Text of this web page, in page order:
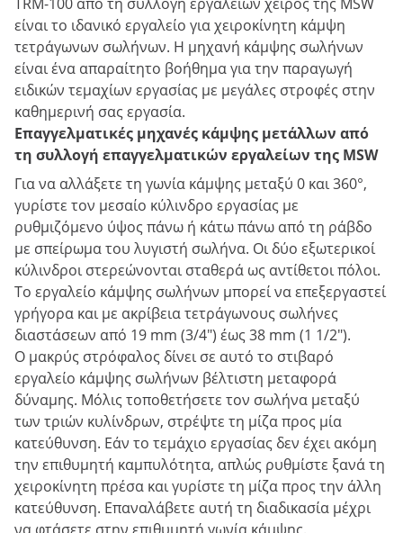
είναι το ιδανικό εργαλείο για χειροκίνητη κάμψη
τετράγωνων σωλήνων. Η μηχανή κάμψης σωλήνων
είναι ένα απαραίτητο βοήθημα για την παραγωγή
ειδικών τεμαχίων εργασίας με μεγάλες στροφές στην
καθημερινή σας εργασία.
Επαγγελματικές μηχανές κάμψης μετάλλων από
τη συλλογή επαγγελματικών εργαλείων της MSW
Για να αλλάξετε τη γωνία κάμψης μεταξύ 0 και 360°,
γυρίστε τον μεσαίο κύλινδρο εργασίας με
ρυθμιζόμενο ύψος πάνω ή κάτω πάνω από τη ράβδο
με σπείρωμα του λυγιστή σωλήνα. Οι δύο εξωτερικοί
κύλινδροι στερεώνονται σταθερά ως αντίθετοι πόλοι.
Το εργαλείο κάμψης σωλήνων μπορεί να επεξεργαστεί
γρήγορα και με ακρίβεια τετράγωνους σωλήνες
διαστάσεων από 19 mm (3/4") έως 38 mm (1 1/2").
Ο μακρύς στρόφαλος δίνει σε αυτό το στιβαρό
εργαλείο κάμψης σωλήνων βέλτιστη μεταφορά
δύναμης. Μόλις τοποθετήσετε τον σωλήνα μεταξύ
των τριών κυλίνδρων, στρέψτε τη μίζα προς μία
κατεύθυνση. Εάν το τεμάχιο εργασίας δεν έχει ακόμη
την επιθυμητή καμπυλότητα, απλώς ρυθμίστε ξανά τη
χειροκίνητη πρέσα και γυρίστε τη μίζα προς την άλλη
κατεύθυνση. Επαναλάβετε αυτή τη διαδικασία μέχρι